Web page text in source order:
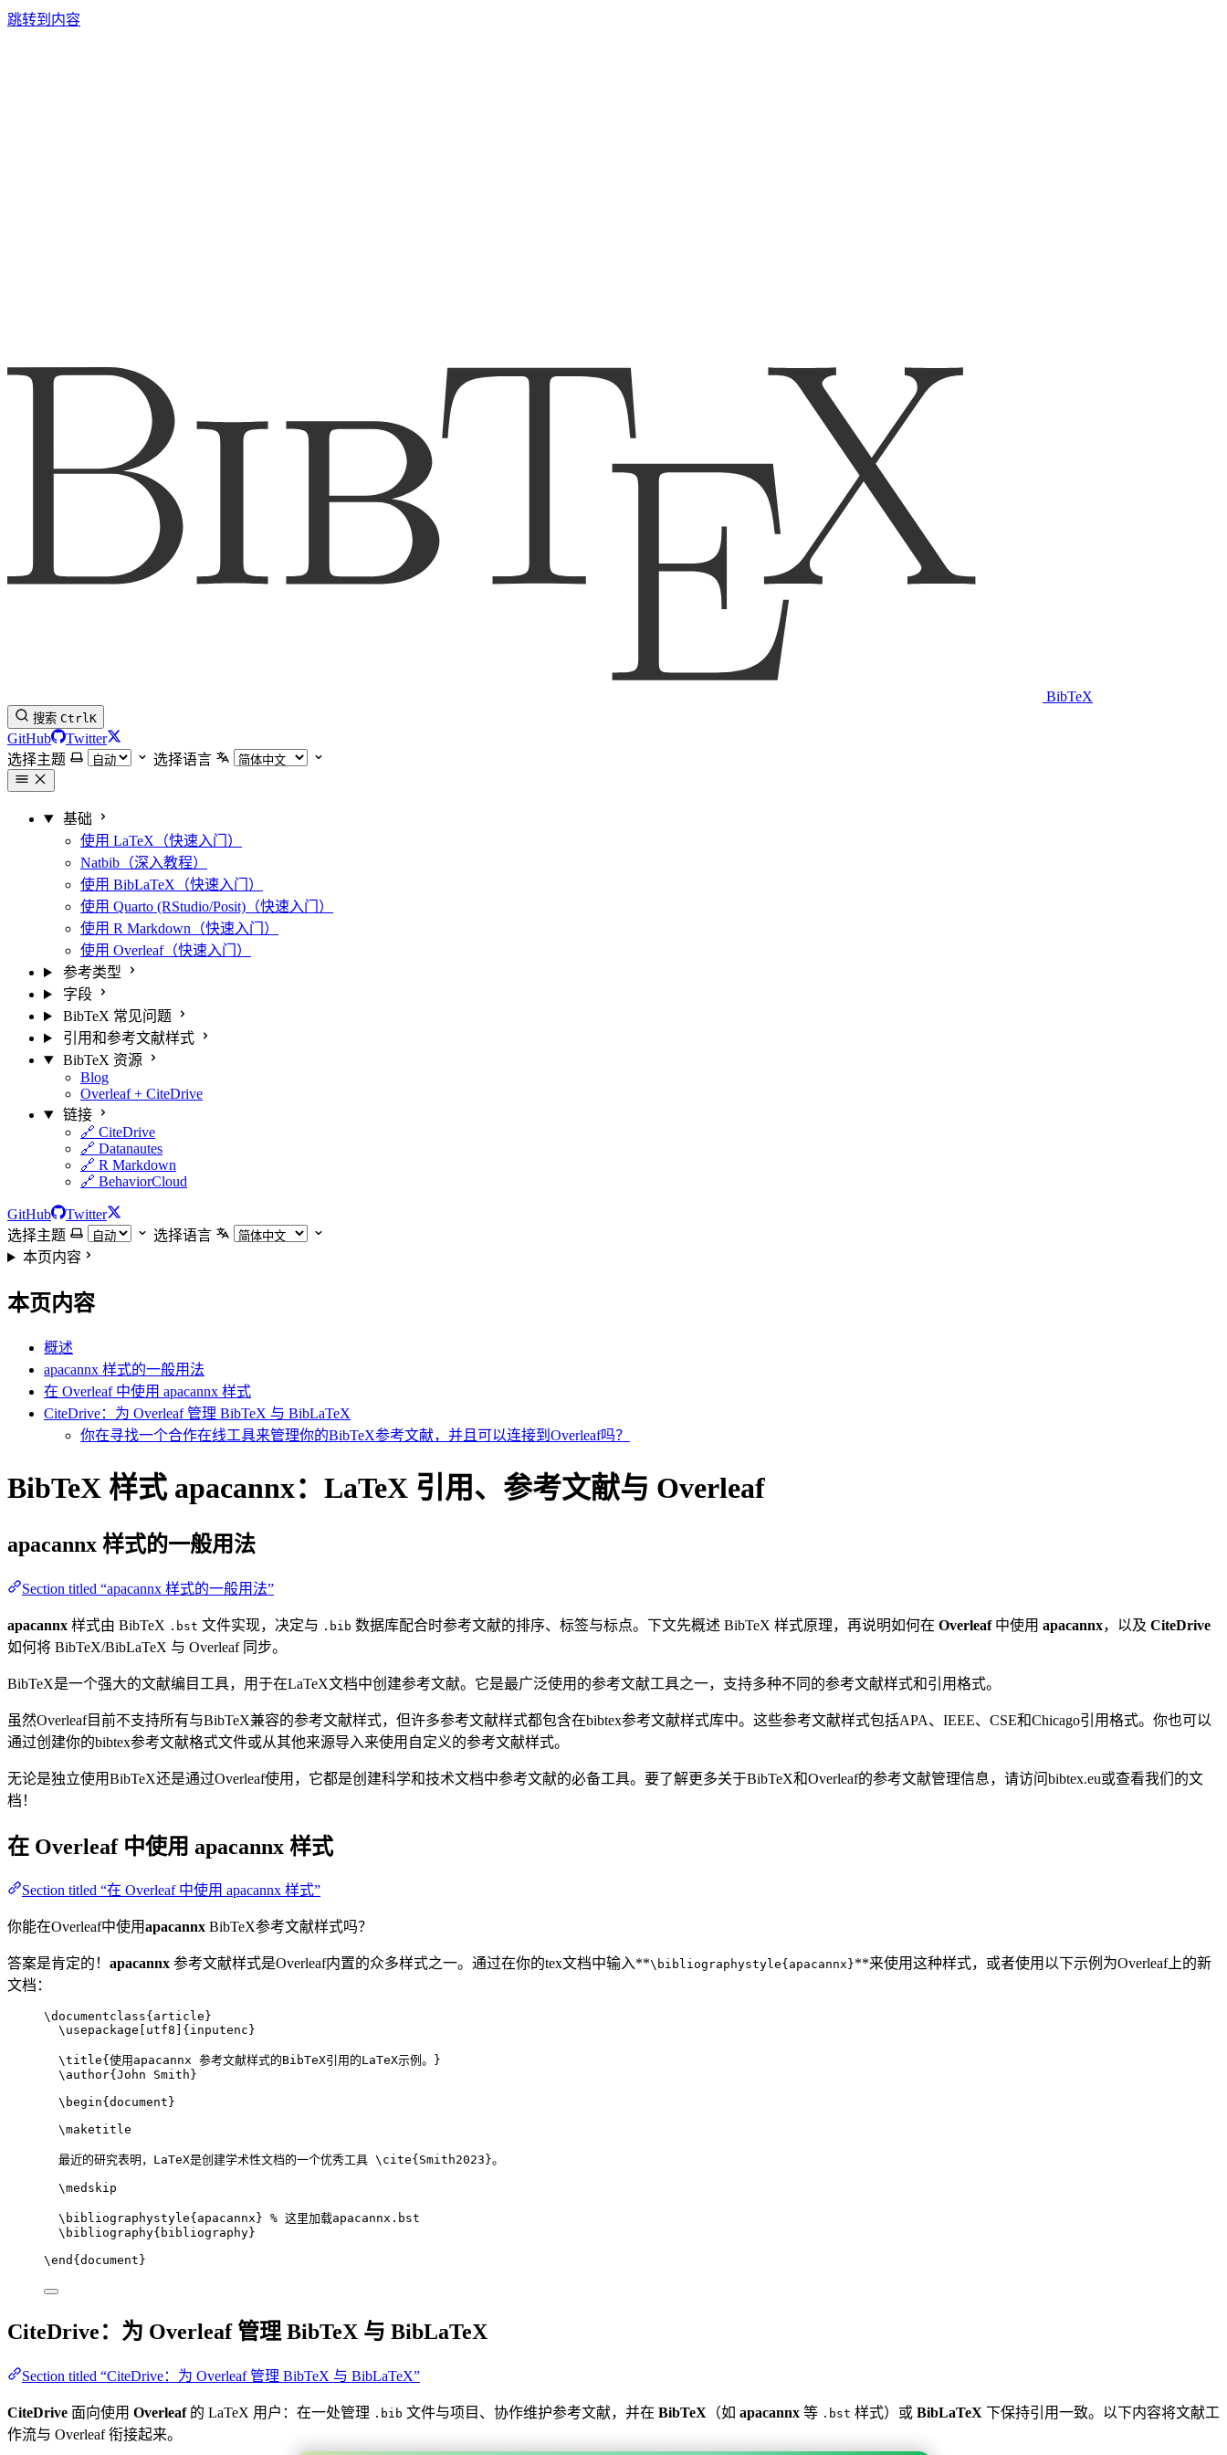
跳转到内容
BibTeX
搜索 CtrlK
GitHub
Twitter
选择主题
选择语言
基础
使用 LaTeX（快速入门）
Natbib（深入教程）
使用 BibLaTeX（快速入门）
使用 Quarto (RStudio/Posit)（快速入门）
使用 R Markdown（快速入门）
使用 Overleaf（快速入门）
参考类型
字段
BibTeX 常见问题
引用和参考文献样式
BibTeX 资源
Blog
Overleaf + CiteDrive
链接
🔗 CiteDrive
🔗 Datanautes
🔗 R Markdown
🔗 BehaviorCloud
GitHub
Twitter
选择主题
选择语言
本页内容
本页内容
概述
apacannx 样式的一般用法
在 Overleaf 中使用 apacannx 样式
CiteDrive：为 Overleaf 管理 BibTeX 与 BibLaTeX
你在寻找一个合作在线工具来管理你的BibTeX参考文献，并且可以连接到Overleaf吗？
BibTeX 样式 apacannx：LaTeX 引用、参考文献与 Overleaf
apacannx 样式的一般用法
Section titled “apacannx 样式的一般用法”
apacannx 样式由 BibTeX .bst 文件实现，决定与 .bib 数据库配合时参考文献的排序、标签与标点。下文先概述 BibTeX 样式原理，再说明如何在 Overleaf中使用 apacannx，以及 CiteDrive
如何将 BibTeX/BibLaTeX 与 Overleaf 同步。
BibTeX是一个强大的文献编目工具，用于在LaTeX文档中创建参考文献。它是最广泛使用的参考文献工具之一，支持多种不同的参考文献样式和引用格式。
虽然Overleaf目前不支持所有与BibTeX兼容的参考文献样式，但许多参考文献样式都包含在bibtex参考文献样式库中。这些参考文献样式包括APA、IEEE、CSE和Chicago引用格式。你也可以
通过创建你的bibtex参考文献格式文件或从其他来源导入来使用自定义的参考文献样式。
无论是独立使用BibTeX还是通过Overleaf使用，它都是创建科学和技术文档中参考文献的必备工具。要了解更多关于BibTeX和Overleaf的参考文献管理信息，请访问bibtex.eu或查看我们的文
档！
在 Overleaf 中使用 apacannx 样式
Section titled “在 Overleaf 中使用 apacannx 样式”
你能在Overleaf中使用apacannx BibTeX参考文献样式吗？
答案是肯定的！ apacannx 参考文献样式是Overleaf内置的众多样式之一。通过在你的tex文档中输入**\bibliographystyle{apacannx}**来使用这种样式，或者使用以下示例为Overleaf上的新
文档：
\documentclass{ article }
\usepackage
utf8 ]{ inputenc }
\title{使用apacannx 参考文献样式的BibTeX引用的LaTeX示例。}
\author{John Smith}
\begin{ document }
\maketitle
最近的研究表明，LaTeX是创建学术性文档的一个优秀工具 \cite{ Smith2023 }。
\medskip
\bibliographystyle{apacannx} % 这里加载apacannx.bst
\bibliography{bibliography}
\end { document }
CiteDrive：为 Overleaf 管理 BibTeX 与 BibLaTeX
Section titled “CiteDrive：为 Overleaf 管理 BibTeX 与 BibLaTeX”
CiteDrive 面向使用 Overleaf的 LaTeX 用户：在一处管理 .bib 文件与项目、协作维护参考文献，并在 BibTeX （如 apacannx 等 .bst 样式）或 BibLaTeX 下保持引用一致。以下内容将文献工
作流与 Overleaf 衔接起来。